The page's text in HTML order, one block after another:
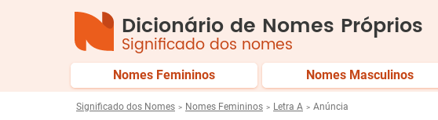
Dicionário de Nomes Próprios
Significado dos nomes
Nomes Femininos Nomes Masculinos
Significado dos Nomes Nomes Femininos Letra A Anúncia